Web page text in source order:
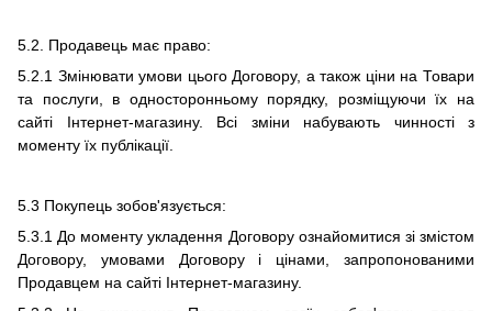
5.2. Продавець має право:
5.2.1 Змінювати умови цього Договору, а також ціни на Товари
та послуги, в односторонньому порядку, розміщуючи їх на
сайті Інтернет-магазину. Всі зміни набувають чинності з
моменту їх публікації.
5.3 Покупець зобов'язується:
5.3.1 До моменту укладення Договору ознайомитися зі змістом
Договору, умовами Договору і цінами, запропонованими
Продавцем на сайті Інтернет-магазину.